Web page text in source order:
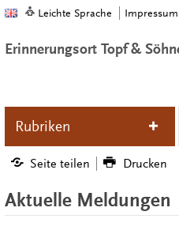
Leichte Sprache Impressum
Erinnerungsort Topf &
Rubriken
Seite teilen Drucken
Aktuelle Meldungen